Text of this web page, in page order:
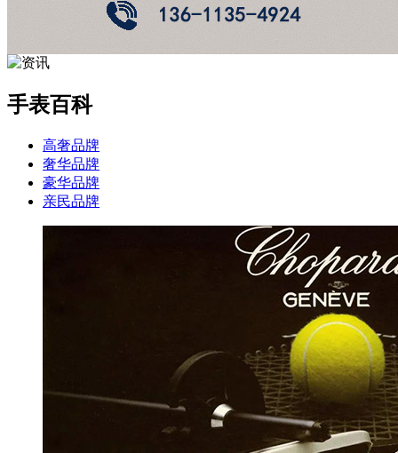
手表百科
高奢品牌
奢华品牌
豪华品牌
亲民品牌